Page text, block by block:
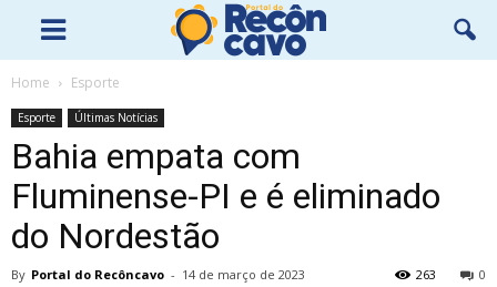
Home Esporte
Esporte Últimas Notícias
Bahia empata com
Fluminense-PI e é eliminado
do Nordestão
By Portal do Recôncavo - 14 de março de 2023 0
263